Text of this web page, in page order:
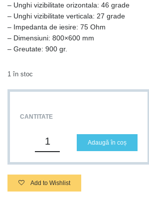
– Unghi vizibilitate orizontala: 46 grade
– Unghi vizibilitate verticala: 27 grade
– Impedanta de iesire: 75 Ohm
– Dimensiuni: 800×600 mm
– Greutate: 900 gr.
1 în stoc
CANTITATE
Adaugă în coș
Add to Wishlist